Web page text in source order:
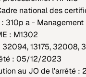
national des
: 310p a - Management
: M1302
32094, 13175, 32008,
: 05/12/2023
au JO de l’arrêté